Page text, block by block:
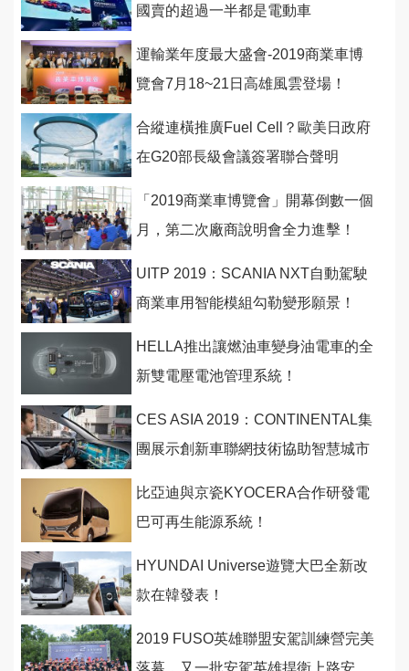
國賣的超過一半都是電動車
運輸業年度最大盛會-2019商業車博
覽會7月18~21日高雄風雲登場！
合縱連橫推廣Fuel Cell？歐美日政府
在G20部長級會議簽署聯合聲明
「2019商業車博覽會」開幕倒數一個
月，第二次廠商說明會全力進擊！
UITP 2019：SCANIA NXT自動駕駛
商業車用智能模組勾勒變形願景！
HELLA推出讓燃油車變身油電車的全
新雙電壓電池管理系統！
CES ASIA 2019：CONTINENTAL集
團展示創新車聯網技術協助智慧城市
比亞迪與京瓷KYOCERA合作研發電
巴可再生能源系統！
HYUNDAI Universe遊覽大巴全新改
款在韓發表！
2019 FUSO英雄聯盟安駕訓練營完美